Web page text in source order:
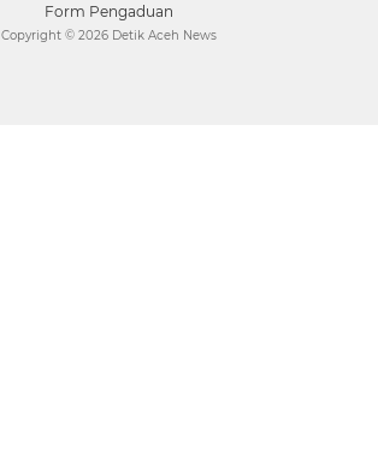
Form Pengaduan
Copyright © 2026 Detik Aceh News